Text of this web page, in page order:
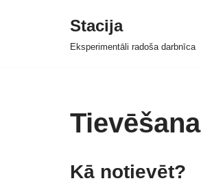
Stacija
Eksperimentāli radoša darbnīca
Tievēšana
Kā notievēt?